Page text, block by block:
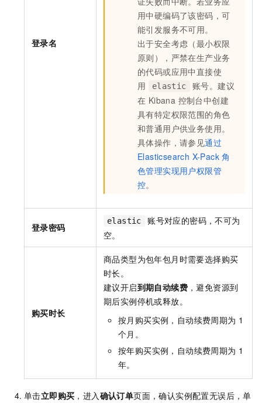
登录名
用中硬编码了该密码，可
能引发服务不可用。
出于安全考虑（最小权限
原则），严禁在生产业务
的代码或应用中直接使
用
elastic
账号。建议
在 Kibana 控制台中创建
具有特定权限范围的角色
和普通用户供业务使用。
具体操作，请参见通过
Elasticsearch X-Pack 角
色管理实现用户权限管
控。
登录密码
elastic
账号对应的密码，不可为
空。
购买时长
商品类型为包年包月时需要选择购买
时长。
建议开启到期自动续费 ，避免资源到
期后实例停机或释放。
按月购买实例，自动续费周期为 1
个月。
按年购买实例，自动续费周期为 1
年。
单击立即购买 ，进入确认订单页面，确认实例配置无误后，单